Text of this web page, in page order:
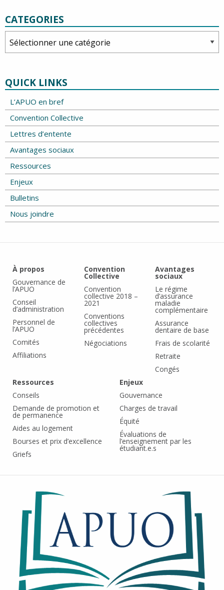
CATEGORIES
QUICK LINKS
L’APUO en bref
Convention Collective
Lettres d’entente
Avantages sociaux
Ressources
Enjeux
Bulletins
Nous joindre
À propos
Gouvernance de
l’APUO
Conseil
d’administration
Personnel de
l’APUO
Comités
Affiliations
Convention
Collective
Convention
collective 2018 –
2021
Conventions
collectives
précédentes
Négociations
Avantages
sociaux
Le régime
d’assurance
maladie
complémentaire
Assurance
dentaire de base
Frais de scolarité
Retraite
Congés
Ressources
Conseils
Demande de promotion et
de permanence
Aides au logement
Bourses et prix d’excellence
Griefs
Enjeux
Gouvernance
Charges de travail
Équité
Évaluations de
l’enseignement par les
étudiant.e.s